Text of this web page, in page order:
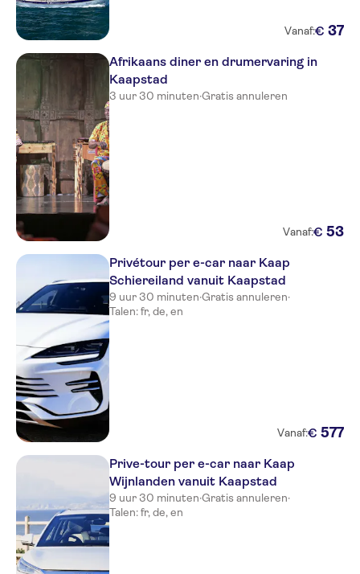
Vanaf:€ 37
Afrikaans diner en drumervaring in
Kaapstad
3 uur 30 minuten·Gratis annuleren
Vanaf:€ 53
Privétour per e-car naar Kaap
Schiereiland vanuit Kaapstad
9 uur 30 minuten·Gratis annuleren·
Talen: fr, de, en
Vanaf:€ 577
Prive-tour per e-car naar Kaap
Wijnlanden vanuit Kaapstad
9 uur 30 minuten·Gratis annuleren·
Talen: fr, de, en